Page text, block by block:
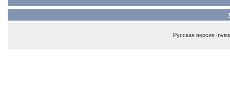
Русская версия